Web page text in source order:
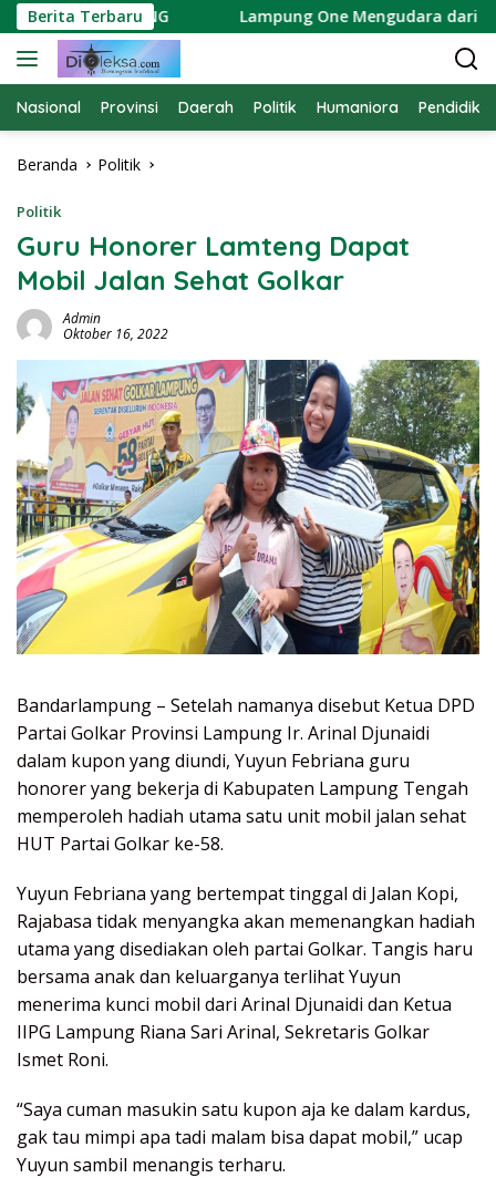
Langsung
ke
konten
Berita Terbaru
HOLDING Lampung One Mengudara dari
Nasional Provinsi Daerah Politik Humaniora
Beranda Politik
Politik
Guru Honorer Lamteng Dapat
Mobil Jalan Sehat Golkar
Admin
Oktober 16, 2022
Bandarlampung – Setelah namanya disebut Ketua DPD
Partai Golkar Provinsi Lampung Ir. Arinal Djunaidi
dalam kupon yang diundi, Yuyun Febriana guru
honorer yang bekerja di Kabupaten Lampung Tengah
memperoleh hadiah utama satu unit mobil jalan sehat
HUT Partai Golkar ke-58.
Yuyun Febriana yang bertempat tinggal di Jalan Kopi,
Rajabasa tidak menyangka akan memenangkan hadiah
utama yang disediakan oleh partai Golkar. Tangis haru
bersama anak dan keluarganya terlihat Yuyun
menerima kunci mobil dari Arinal Djunaidi dan Ketua
IIPG Lampung Riana Sari Arinal, Sekretaris Golkar
Ismet Roni.
“Saya cuman masukin satu kupon aja ke dalam kardus,
gak tau mimpi apa tadi malam bisa dapat mobil,” ucap
Yuyun sambil menangis terharu.